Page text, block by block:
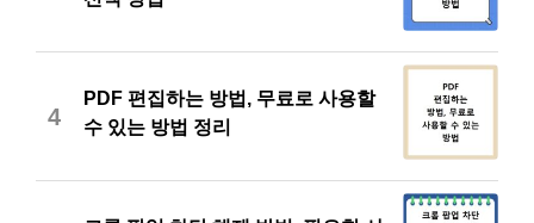
4
PDF 편집하는 방법, 무료로 사용할
수 있는 방법 정리